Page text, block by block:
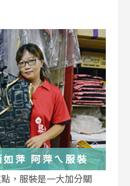
萍 阿萍ㄟ服裝
，服裝是一大加分關